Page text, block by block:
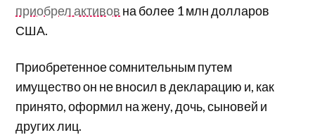
приобрел активов на более 1 млн долларов
США.
Приобретенное сомнительным путем
имущество он не вносил в декларацию и, как
принято, оформил на жену, дочь, сыновей и
других лиц.